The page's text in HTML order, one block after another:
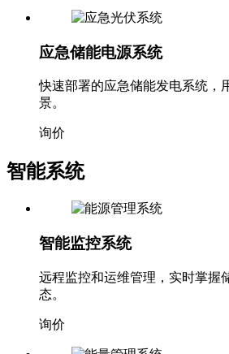
应急储能电源系统
快速部署的应急储能发电系统，
景。
询价
智能系统
智能监控系统
远程监控和运维管理，实时掌握
态。
询价